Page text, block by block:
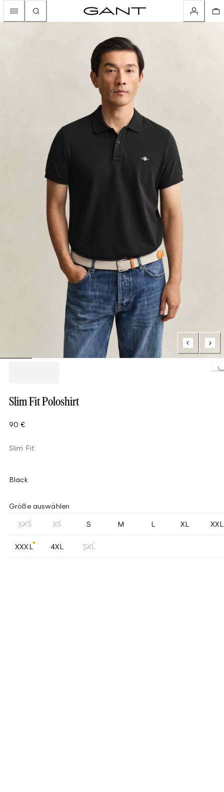
Loading...
Slim Fit Poloshirt
90 €
Slim Fit
Black
Größe auswählen
XXS XS S M L XL XXL
XXXL 4XL 5XL